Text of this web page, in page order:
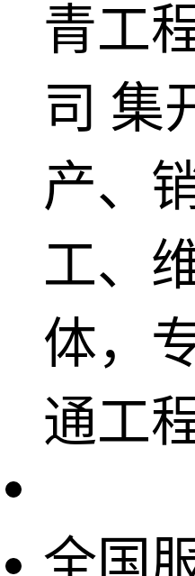
青工
司 集
产、
工、
体，
通工
全国